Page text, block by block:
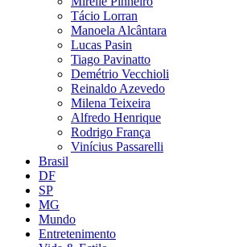
Tácio Lorran
Manoela Alcântara
Lucas Pasin
Tiago Pavinatto
Demétrio Vecchioli
Reinaldo Azevedo
Milena Teixeira
Alfredo Henrique
Rodrigo França
Vinícius Passarelli
Brasil
DF
SP
MG
Mundo
Entretenimento